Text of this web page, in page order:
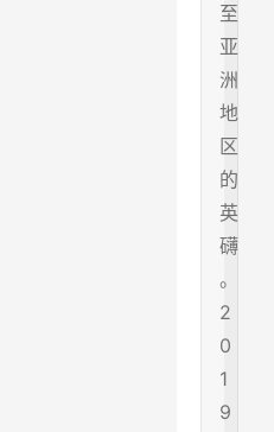
至
亚
洲
地
区
的
英
礴
。
2
0
1
9